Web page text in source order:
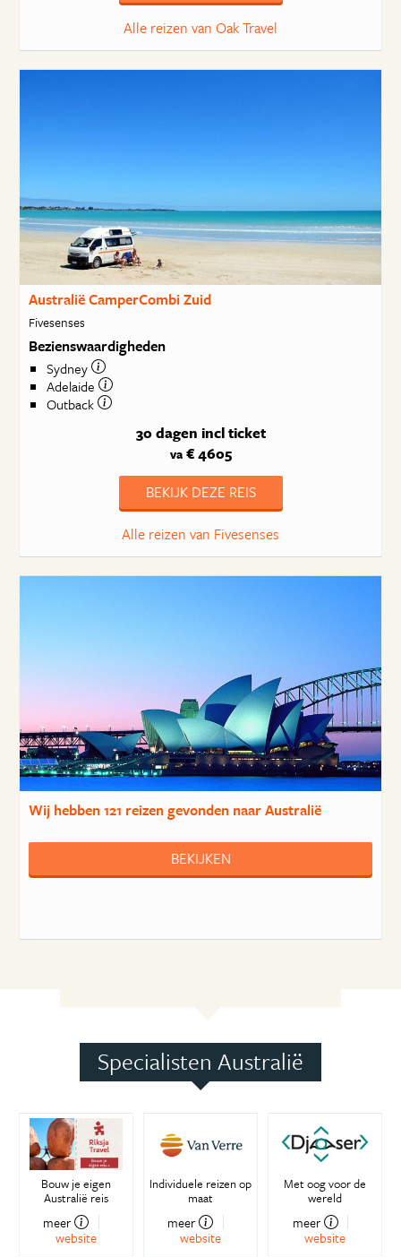
Alle reizen van Oak Travel
Australië CamperCombi Zuid
Fivesenses
Bezienswaardigheden
Sydney
Adelaide
Outback
30 dagen incl ticket
va€ 4605
BEKIJK DEZE REIS
Alle reizen van Fivesenses
Wij hebben121 reizengevonden naar Australië
BEKIJKEN
Specialisten Australië
Bouw je eigen
Australië reis
meer
website
Individuele reizen op
maat
meer
website
Met oog voor de
wereld
meer
website